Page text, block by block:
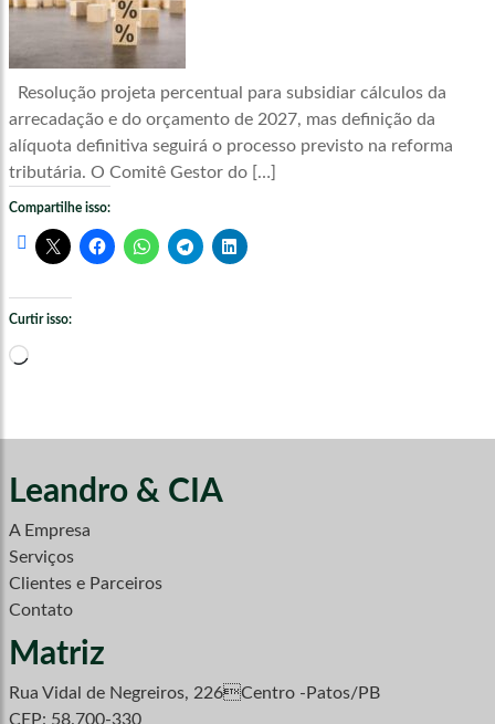
Resolução projeta percentual para subsidiar cálculos da
arrecadação e do orçamento de 2027, mas definição da
alíquota definitiva seguirá o processo previsto na reforma
tributária. O Comitê Gestor do […]
Compartilhe isso:
Curtir isso:
Carregando...
Leandro & CIA
A Empresa
Serviços
Clientes e Parceiros
Contato
Matriz
Rua Vidal de Negreiros, 226Centro -Patos/PB
CEP: 58.700-330